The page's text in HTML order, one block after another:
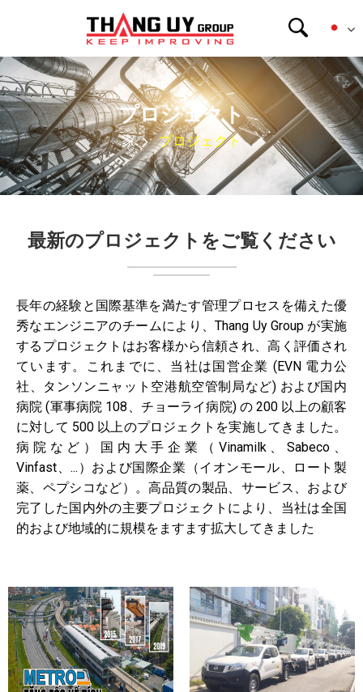
プロジェクト
家 プロジェクト
最新のプロジェクトをご覧ください
長年の経験と国際基準を満たす管理プロセスを備えた優
秀なエンジニアのチームにより、Thang Uy Group が実施
するプロジェクトはお客様から信頼され、高く評価され
ています。これまでに、当社は国営企業 (EVN 電力公
社、タンソンニャット空港航空管制局など) および国内
病院 (軍事病院 108、チョーライ病院) の 200 以上の顧客
に対して 500 以上のプロジェクトを実施してきました。
病院など）国内大手企業（Vinamilk、Sabeco、
Vinfast、...）および国際企業（イオンモール、ロート製
薬、ペプシコなど）。高品質の製品、サービス、および
完了した国内外の主要プロジェクトにより、当社は全国
的および地域的に規模をますます拡大してきました